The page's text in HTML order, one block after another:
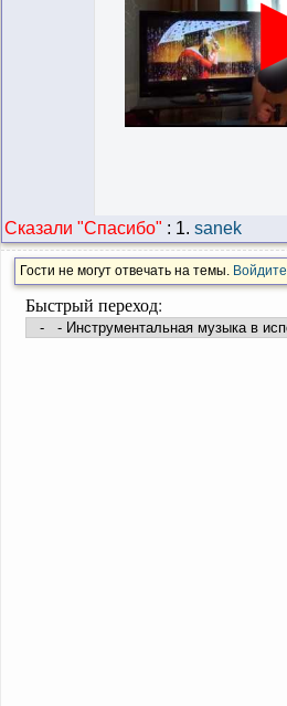
Сказали "Cпасибо" : 1. sanek
Гости не могут отвечать на темы. Войдите
Быстрый переход: